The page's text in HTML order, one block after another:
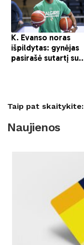
Taip pat skaitykite:
Naujienos